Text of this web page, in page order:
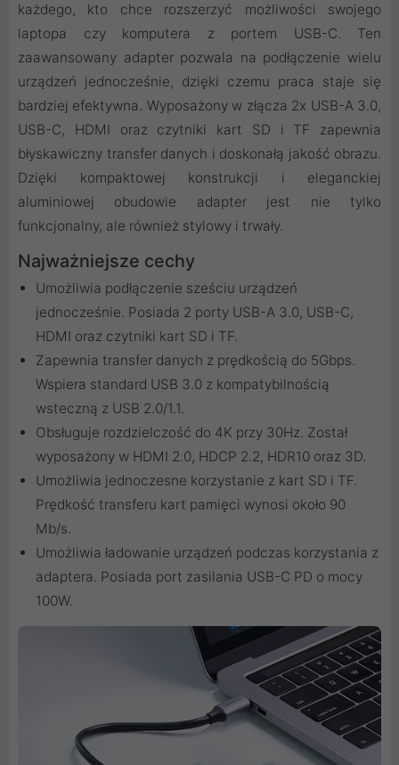
każdego, kto chce rozszerzyć możliwości swojego
laptopa czy komputera z portem USB-C. Ten
zaawansowany adapter pozwala na podłączenie wielu
urządzeń jednocześnie, dzięki czemu praca staje się
bardziej efektywna. Wyposażony w złącza 2x USB-A 3.0,
USB-C, HDMI oraz czytniki kart SD i TF zapewnia
błyskawiczny transfer danych i doskonałą jakość obrazu.
Dzięki kompaktowej konstrukcji i eleganckiej
aluminiowej obudowie adapter jest nie tylko
funkcjonalny, ale również stylowy i trwały.
Najważniejsze cechy
Umożliwia podłączenie sześciu urządzeń
jednocześnie. Posiada 2 porty USB-A 3.0, USB-C,
HDMI oraz czytniki kart SD i TF.
Zapewnia transfer danych z prędkością do 5Gbps.
Wspiera standard USB 3.0 z kompatybilnością
wsteczną z USB 2.0/1.1.
Obsługuje rozdzielczość do 4K przy 30Hz. Został
wyposażony w HDMI 2.0, HDCP 2.2, HDR10 oraz 3D.
Umożliwia jednoczesne korzystanie z kart SD i TF.
Prędkość transferu kart pamięci wynosi około 90
Mb/s.
Umożliwia ładowanie urządzeń podczas korzystania z
adaptera. Posiada port zasilania USB-C PD o mocy
100W.